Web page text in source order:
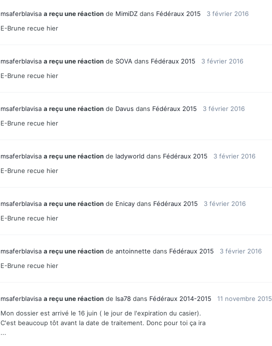
msaferblavisa a reçu une réaction de MimiDZ dans Fédéraux 2015
3 février 2016
E-Brune recue hier
msaferblavisa a reçu une réaction de SOVA dans Fédéraux 2015
3 février 2016
E-Brune recue hier
msaferblavisa a reçu une réaction de Davus dans Fédéraux 2015
3 février 2016
E-Brune recue hier
msaferblavisa a reçu une réaction de ladyworld dans Fédéraux 2015
3 février 2016
E-Brune recue hier
msaferblavisa a reçu une réaction de Enicay dans Fédéraux 2015
3 février 2016
E-Brune recue hier
msaferblavisa a reçu une réaction de antoinnette dans Fédéraux 2015
3 février 2016
E-Brune recue hier
msaferblavisa a reçu une réaction de Isa78 dans Fédéraux 2014-2015
11 novembre 2015
Mon dossier est arrivé le 16 juin ( le jour de l'expiration du casier).
C'est beaucoup tôt avant la date de traitement. Donc pour toi ça ira
...